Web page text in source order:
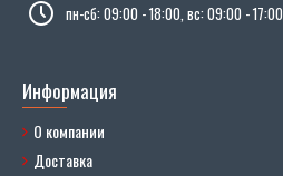
пн-сб: 09:00 - 18:00, вс: 09:00 - 17:00
Информация
О компании
Доставка